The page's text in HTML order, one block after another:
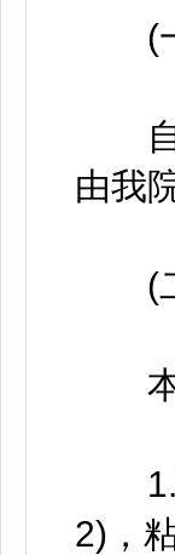
(一
自
由我
(二
本
1.准
2)，